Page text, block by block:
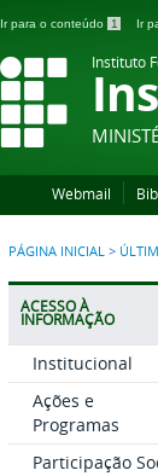
Ir para o conteúdo 1 Ir
Instituto
Webmail
PÁGINA INICIAL >
ACESSO À
INFORMAÇÃO
Institucional
Ações e
Programas
Participação